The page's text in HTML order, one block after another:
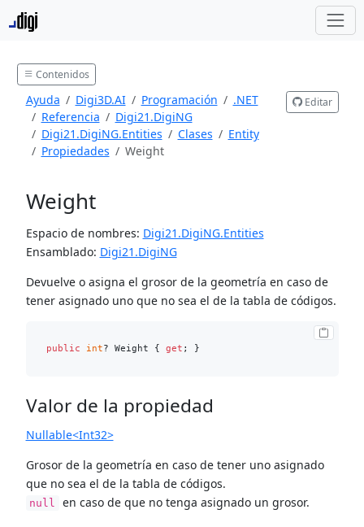
Contenidos
Ayuda Digi3D.AI Programación
.NET
Referencia
Digi21.DigiNG
Digi21.DigiNG.Entities
Clases
Entity
Propiedades
Weight
Editar
Weight
Espacio de nombres: Digi21.DigiNG.Entities
Ensamblado: Digi21.DigiNG
Devuelve o asigna el grosor de la geometría en caso de
tener asignado uno que no sea el de la tabla de códigos.
public int? Weight { get
Valor de la propiedad
Nullable<Int32>
Grosor de la geometría en caso de tener uno asignado
que no sea el de la tabla de códigos.
null en caso de que no tenga asignado un grosor.